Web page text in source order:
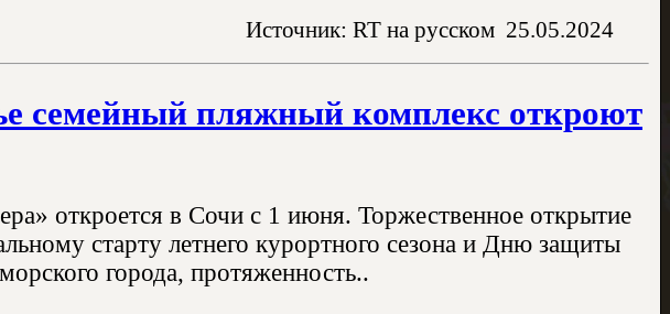
Источник: RT на русском 25.05.2024
семейный пляжный комплекс откроют
откроется в Сочи с 1 июня. Торжественное открытие
старту летнего курортного сезона и Дню защиты
города, протяженность..